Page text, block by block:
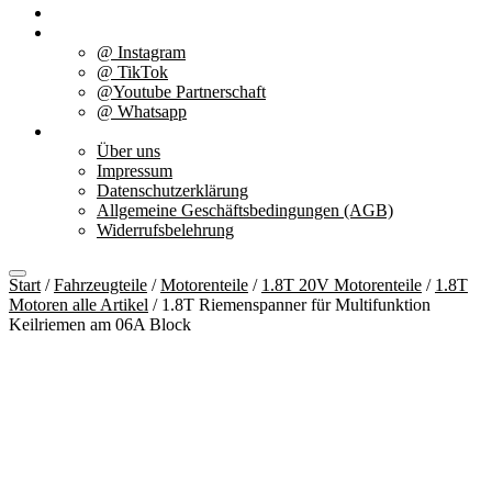
@ Instagram
@ TikTok
@Youtube Partnerschaft
@ Whatsapp
Über uns
Impressum
Datenschutzerklärung
Allgemeine Geschäftsbedingungen (AGB)
Widerrufsbelehrung
Start /Fahrzeugteile /Motorenteile / 1.8T 20V Motorenteile / 1.8T
Motoren alle Artikel / 1.8T Riemenspanner für Multifunktion
Keilriemen am 06A Block